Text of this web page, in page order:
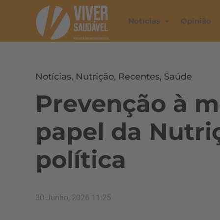
Notícias Opinião
Notícias, Nutrição, Recentes, Saúde
Prevenção à
papel da
política
30 Junho, 2026 11:25